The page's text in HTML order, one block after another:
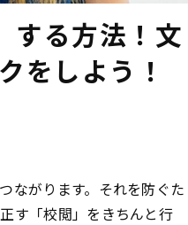
する方法！文
をしよう！
ながります。それを防ぐた
す「校閲」をきちんと行